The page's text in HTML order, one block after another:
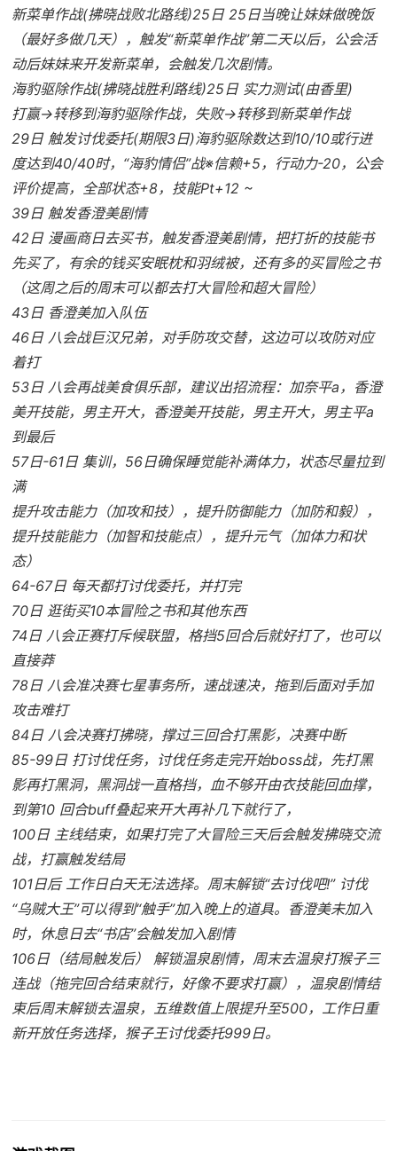
新菜单作战(拂晓战败北路线)25日 25日当晚让妹妹做晚饭
（最好多做几天），触发“新菜单作战”第二天以后，公会活
动后妹妹来开发新菜单，会触发几次剧情。
海豹驱除作战(拂晓战胜利路线)25日 实力测试(由香里)
打赢→转移到海豹驱除作战，失败→转移到新菜单作战
29日 触发讨伐委托(期限3日)海豹驱除数达到10/10或行进
度达到40/40时，“海豹情侣”战※信赖+5，行动力-20，公会
评价提高，全部状态+8，技能Pt+12 ~
39日 触发香澄美剧情
42日 漫画商日去买书，触发香澄美剧情，把打折的技能书
先买了，有余的钱买安眠枕和羽绒被，还有多的买冒险之书
（这周之后的周末可以都去打大冒险和超大冒险）
43日 香澄美加入队伍
46日 八会战巨汉兄弟，对手防攻交替，这边可以攻防对应
着打
53日 八会再战美食俱乐部，建议出招流程：加奈平a，香澄
美开技能，男主开大，香澄美开技能，男主开大，男主平a
到最后
57日-61日 集训，56日确保睡觉能补满体力，状态尽量拉到
满
提升攻击能力（加攻和技），提升防御能力（加防和毅），
提升技能能力（加智和技能点），提升元气（加体力和状
态）
64-67日 每天都打讨伐委托，并打完
70日 逛街买10本冒险之书和其他东西
74日 八会正赛打斥候联盟，格挡5回合后就好打了，也可以
直接莽
78日 八会准决赛七星事务所，速战速决，拖到后面对手加
攻击难打
84日 八会决赛打拂晓，撑过三回合打黑影，决赛中断
85-99日 打讨伐任务，讨伐任务走完开始boss战，先打黑
影再打黑洞，黑洞战一直格挡，血不够开由衣技能回血撑，
到第10 回合buff叠起来开大再补几下就行了，
100日 主线结束，如果打完了大冒险三天后会触发拂晓交流
战，打赢触发结局
101日后 工作日白天无法选择。周末解锁“去讨伐吧!” 讨伐
“乌贼大王”可以得到“触手”加入晚上的道具。香澄美未加入
时，休息日去“书店”会触发加入剧情
106日（结局触发后） 解锁温泉剧情，周末去温泉打猴子三
连战（拖完回合结束就行，好像不要求打赢），温泉剧情结
束后周末解锁去温泉，五维数值上限提升至500，工作日重
新开放任务选择，猴子王讨伐委托999日。